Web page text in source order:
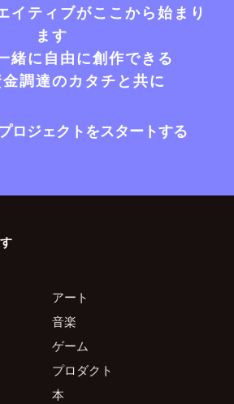
イティブがここから始まり
ます
緒に自由に創作できる
調達のカタチと共に
ロジェクトをスタートする
アート
音楽
ゲーム
プロダクト
本